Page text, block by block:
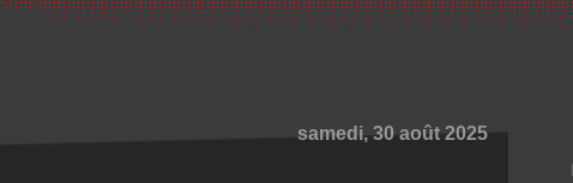
samedi, 30 août 2025